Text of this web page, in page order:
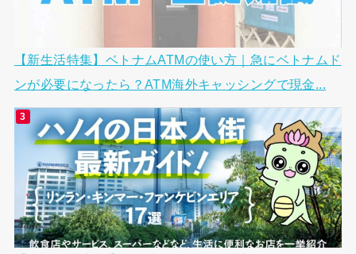
【新生活特集】ベトナムATMの使い方｜急にベトナムド
ンが必要になったら？ATM海外キャッシングで現金...